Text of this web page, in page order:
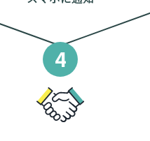
4